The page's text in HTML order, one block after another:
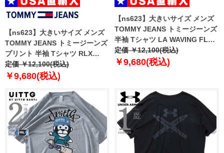
【ns623】大きいサイズ メンズ
TOMMY JEANS トミージーンズ
プリント 半袖 Tシャツ RLX
VARSITY TIGER TEE USA直輸
入 dm0dm21191
定価 ￥12,100(税込)
￥9,680(税込)
【ns623】大きいサイズ メンズ
TOMMY JEANS トミージーンズ
半袖 Tシャツ LA WAVING FLAG
EXT USA直輸入 dm0dm22520
定価 ￥12,100(税込)
￥9,680(税込)